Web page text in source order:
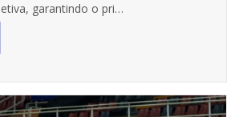
garantindo o pri…